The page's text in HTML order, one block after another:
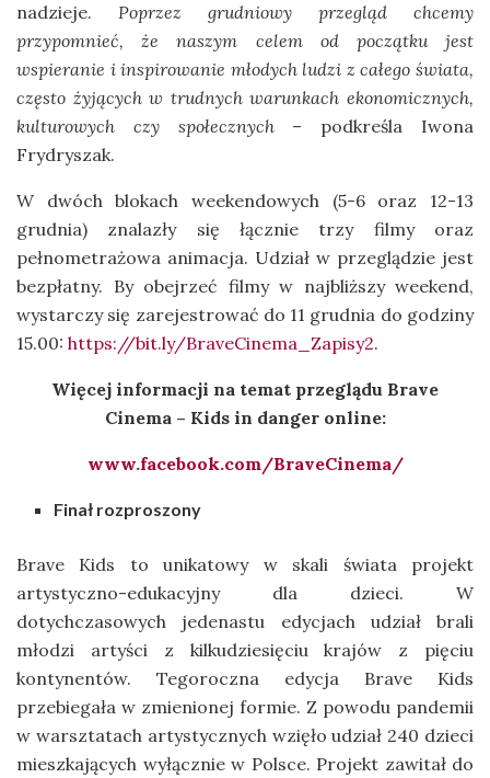
nadzieje. Poprzez grudniowy przegląd chcemy
przypomnieć, że naszym celem od początku jest
wspieranie i inspirowanie młodych ludzi z całego świata,
często żyjących w trudnych warunkach ekonomicznych,
kulturowych czy społecznych– podkreśla Iwona
Frydryszak.
W dwóch blokach weekendowych (5-6 oraz 12-13
grudnia) znalazły się łącznie trzy filmy oraz
pełnometrażowa animacja. Udział w przeglądzie jest
bezpłatny. By obejrzeć filmy w najbliższy weekend,
wystarczy się zarejestrować do 11 grudnia do godziny
15.00: https://bit.ly/BraveCinema_Zapisy2.
Więcej informacji na temat przeglądu Brave
Cinema – Kids in danger online:
www.facebook.com/BraveCinema/
Finał rozproszony
Brave Kids to unikatowy w skali świata projekt
artystyczno-edukacyjny dla dzieci. W
dotychczasowych jedenastu edycjach udział brali
młodzi artyści z kilkudziesięciu krajów z pięciu
kontynentów. Tegoroczna edycja Brave Kids
przebiegała w zmienionej formie. Z powodu pandemii
w warsztatach artystycznych wzięło udział 240 dzieci
mieszkających wyłącznie w Polsce. Projekt zawitał do